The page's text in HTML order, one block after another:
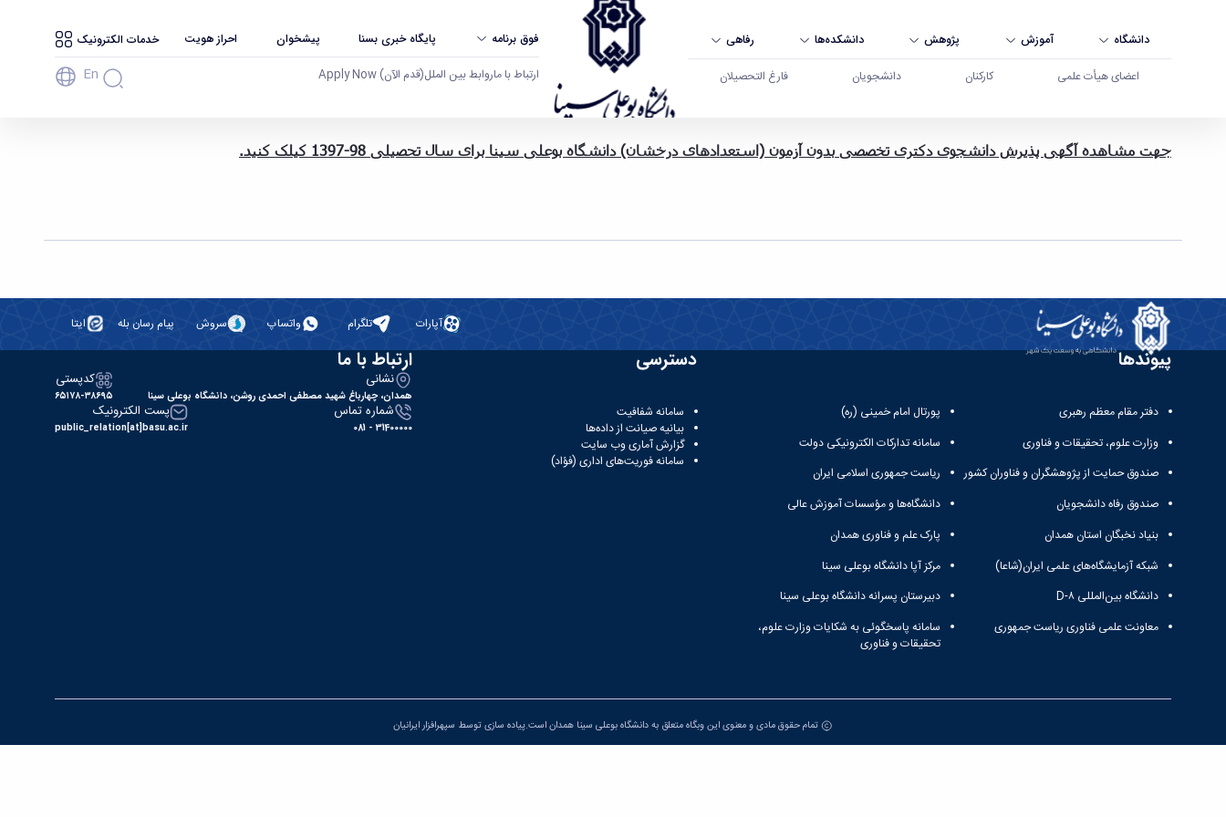
دانشگاه آموزش پژوهش دانشکده‌ها رفاهی
اعضای هیأت علمی کارکنان دانشجویان فارغ التحصیلان
فوق برنامه پایگاه خبری بسنا پیشخوان احراز هویت خدمات الکترونیک
ارتباط با ماروابط بین الملل(قدم الآن) Apply Now En
جهت مشاهده آگهی پذیرش دانشجوی دکتری تخصصی بدون آزمون (استعدادهای درخشان) دانشگاه بوعلی سینا برای سال تحصیلی 98-1397 کیلک کنید.
آپارات تلگرام واتساپ سروش پیام رسان بله ایتا
پیوندها
دفتر مقام معظم رهبری
وزارت علوم، تحقیقات و فناوری
صندوق حمایت از پژوهشگران و فناوران کشور
صندوق رفاه دانشجویان
بنیاد نخبگان استان همدان
شبکه آزمایشگاه‌های علمی ایران(شاعا)
دانشگاه بین‌المللی D-۸
معاونت علمی فناوری ریاست جمهوری
پورتال امام خمینی (ره)
سامانه تدارکات الکترونیکی دولت
ریاست جمهوری اسلامی ایران
دانشگاه‌ها و مؤسسات آموزش عالی
پارک علم و فناوری همدان
مرکز آپا دانشگاه بوعلی سینا
دبیرستان پسرانه دانشگاه بوعلی سینا
سامانه پاسخگوئی به شکایات وزارت علوم،
تحقیقات و فناوری
دسترسی
سامانه شفافیت
بیانیه صیانت از داده‌ها
گزارش آماری وب‌ سایت
سامانه فوریت‌های اداری (فؤاد)
ارتباط با ما
نشانی
همدان، چهارباغ شهید مصطفی احمدی روشن، دانشگاه بوعلی سینا
کدپستی
۶۵۱۷۸-۳۸۶۹۵
شماره تماس
31400000 - 081
پست الکترونیک
public_relation[at]basu.ac.ir
تمام حقوق مادی و معنوی این وبگاه متعلق به دانشگاه بوعلی سینا همدان است.پیاده سازی توسط سپهرافزار ایرانیان